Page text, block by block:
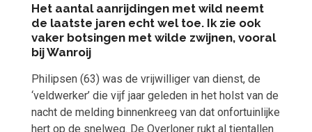
Het aantal aanrijdin­gen met wild neemt
de laatste jaren echt wel toe. Ik zie ook
vaker botsingen met wilde zwijnen, vooral
bij Wanroij
Philipsen (63) was de vrijwilliger van dienst, de
‘veldwerker’ die vijf jaar geleden in het holst van de
nacht de melding binnenkreeg van dat onfortuinlijke
hert op de snelweg. De Overloner rukt al tientallen